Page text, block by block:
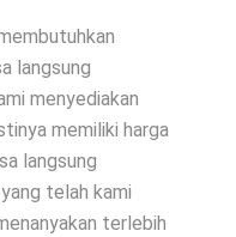
langsung
menyediakan
memiliki harga
langsung
telah kami
terlebih